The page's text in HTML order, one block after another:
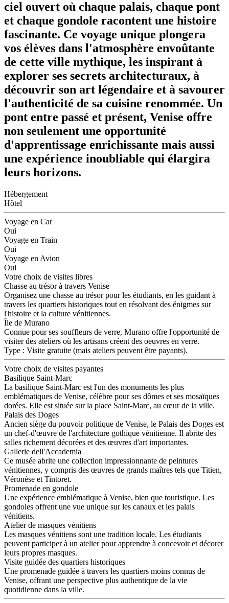
ciel ouvert où chaque palais, chaque pont
et chaque gondole racontent une histoire
fascinante. Ce voyage unique plongera
vos élèves dans l'atmosphère envoûtante
de cette ville mythique, les inspirant à
explorer ses secrets architecturaux, à
découvrir son art légendaire et à savourer
l'authenticité de sa cuisine renommée. Un
pont entre passé et présent, Venise offre
non seulement une opportunité
d'apprentissage enrichissante mais aussi
une expérience inoubliable qui élargira
leurs horizons.
Hébergement
Hôtel
Voyage en Car
Oui
Voyage en Train
Oui
Voyage en Avion
Oui
Votre choix de visites libres
Chasse au trésor à travers Venise
Organisez une chasse au trésor pour les étudiants, en les guidant à
travers les quartiers historiques tout en résolvant des énigmes sur
l'histoire et la culture vénitiennes.
Île de Murano
Connue pour ses souffleurs de verre, Murano offre l'opportunité de
visiter des ateliers où les artisans créent des oeuvres en verre.
Type : Visite gratuite (mais ateliers peuvent être payants).
Votre choix de visites payantes
Basilique Saint-Marc
La basilique Saint-Marc est l'un des monuments les plus
emblématiques de Venise, célèbre pour ses dômes et ses mosaïques
dorées. Elle est située sur la place Saint-Marc, au cœur de la ville.
Palais des Doges
Ancien siège du pouvoir politique de Venise, le Palais des Doges est
un chef-d'œuvre de l'architecture gothique vénitienne. Il abrite des
salles richement décorées et des œuvres d'art importantes.
Gallerie dell'Accademia
Ce musée abrite une collection impressionnante de peintures
vénitiennes, y compris des œuvres de grands maîtres tels que Titien,
Véronèse et Tintoret.
Promenade en gondole
Une expérience emblématique à Venise, bien que touristique. Les
gondoles offrent une vue unique sur les canaux et les palais
vénitiens.
Atelier de masques vénitiens
Les masques vénitiens sont une tradition locale. Les étudiants
peuvent participer à un atelier pour apprendre à concevoir et décorer
leurs propres masques.
Visite guidée des quartiers historiques
Une promenade guidée à travers les quartiers moins connus de
Venise, offrant une perspective plus authentique de la vie
quotidienne dans la ville.